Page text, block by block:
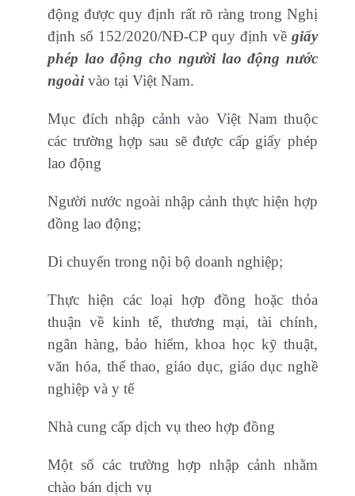
động được quy định rất rõ ràng trong Nghị
định số 152/2020/NĐ-CP quy định vềgiấy
phép lao động cho người lao động nước
ngoàivào tại Việt Nam.
Mục đích nhập cảnh vào Việt Nam thuộc
các trường hợp sau sẽ được cấp giấy phép
lao động
Người nước ngoài nhập cảnh thực hiện hợp
đồng lao động;
Di chuyển trong nội bộ doanh nghiệp;
Thực hiện các loại hợp đồng hoặc thỏa
thuận về kinh tế, thương mại, tài chính,
ngân hàng, bảo hiểm, khoa học kỹ thuật,
văn hóa, thể thao, giáo dục, giáo dục nghề
nghiệp và y tế
Nhà cung cấp dịch vụ theo hợp đồng
Một số các trường hợp nhập cảnh nhằm
chào bán dịch vụ